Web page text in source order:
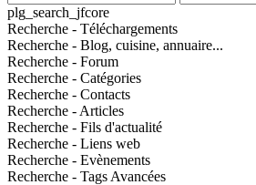
plg_search_jfcore
Recherche - Téléchargements
Recherche - Blog, cuisine, annuaire...
Recherche - Forum
Recherche - Catégories
Recherche - Contacts
Recherche - Articles
Recherche - Fils d'actualité
Recherche - Liens web
Recherche - Evènements
Recherche - Tags Avancées